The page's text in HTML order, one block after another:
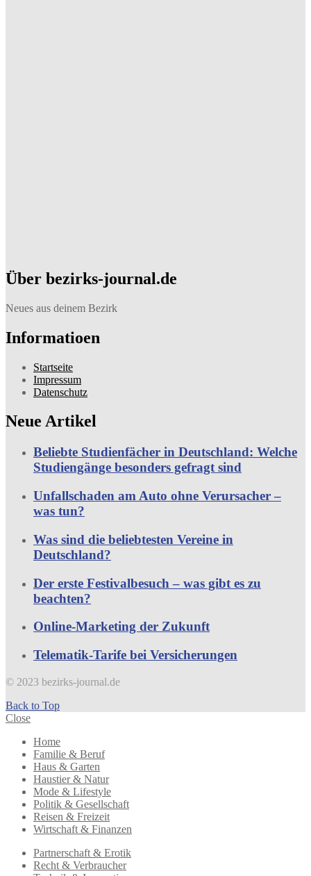
Über bezirks-journal.de
Neues aus deinem Bezirk
Informatioen
Startseite
Impressum
Datenschutz
Neue Artikel
Beliebte Studienfächer in Deutschland: Welche
Studiengänge besonders gefragt sind
Unfallschaden am Auto ohne Verursacher –
was tun?
Was sind die beliebtesten Vereine in
Deutschland?
Der erste Festivalbesuch – was gibt es zu
beachten?
Online-Marketing der Zukunft
Telematik-Tarife bei Versicherungen
© 2023 bezirks-journal.de
Back to Top
Close
Home
Familie & Beruf
Haus & Garten
Haustier & Natur
Mode & Lifestyle
Politik & Gesellschaft
Reisen & Freizeit
Wirtschaft & Finanzen
Partnerschaft & Erotik
Recht & Verbraucher